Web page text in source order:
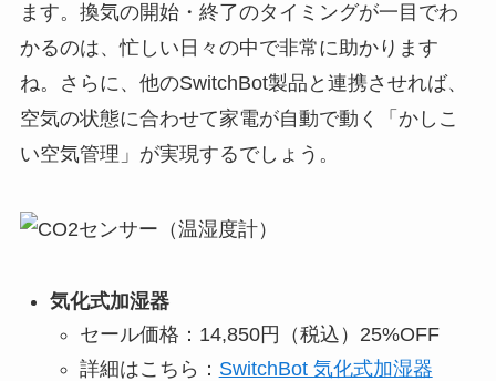
ます。換気の開始・終了のタイミングが一目でわ
かるのは、忙しい日々の中で非常に助かります
ね。さらに、他のSwitchBot製品と連携させれば、
空気の状態に合わせて家電が自動で動く「かしこ
い空気管理」が実現するでしょう。
気化式加湿器
セール価格：14,850円（税込）25%OFF
詳細はこちら： SwitchBot 気化式加湿器